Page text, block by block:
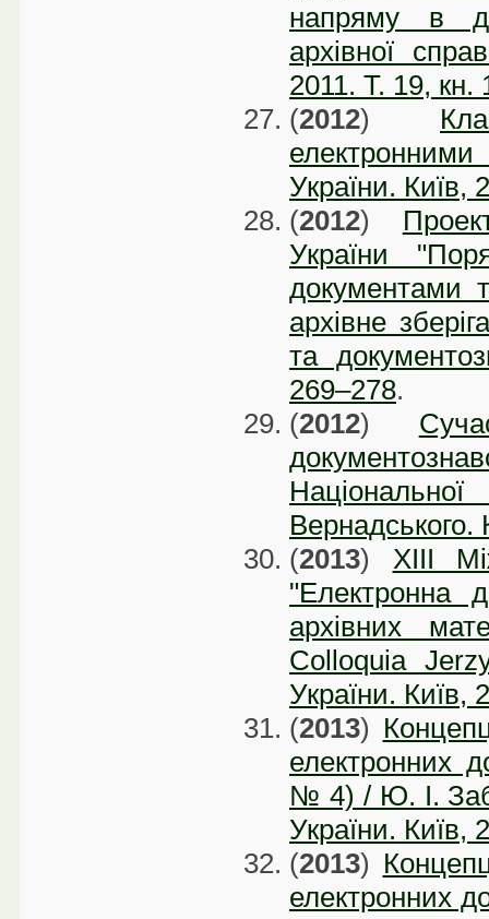
напряму в
архівної
2011. Т. 19,
(2012)
України.
(2012)
України
документами
архівне
та
269–278.
(2012)
(2013) XІІІ
"Електронна
архівних
Colloquia
України.
(2013)
електронних
№ 4) / Ю. І.
України.
(2013)
електронних